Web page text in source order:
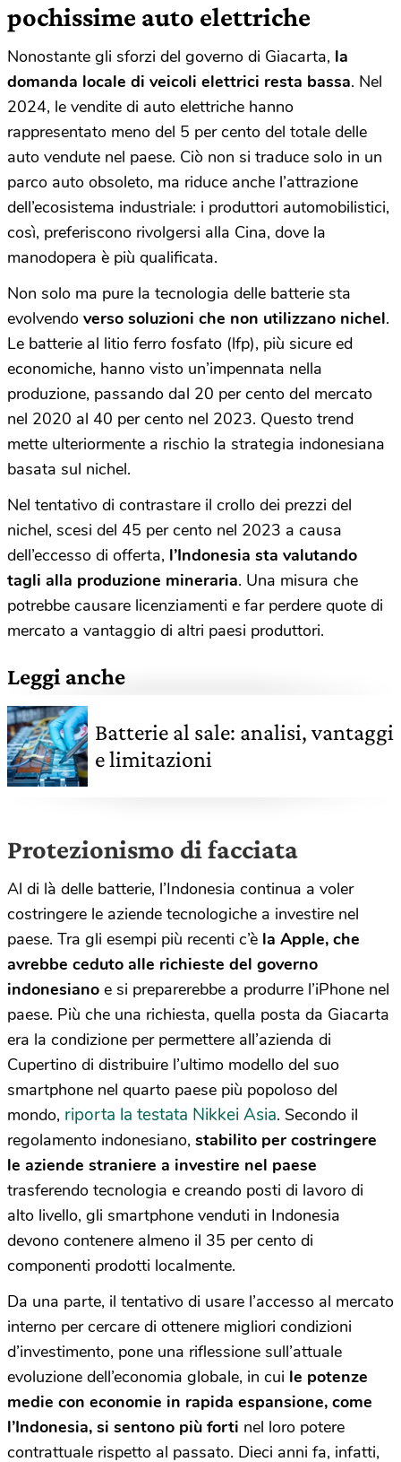
pochissime auto elettriche
Nonostante gli sforzi del governo di Giacarta, la
domanda locale di veicoli elettrici resta bassa. Nel
2024, le vendite di auto elettriche hanno
rappresentato meno del 5 per cento del totale delle
auto vendute nel paese. Ciò non si traduce solo in un
parco auto obsoleto, ma riduce anche l’attrazione
dell’ecosistema industriale: i produttori automobilistici,
così, preferiscono rivolgersi alla Cina, dove la
manodopera è più qualificata.
Non solo ma pure la tecnologia delle batterie sta
evolvendo verso soluzioni che non utilizzano nichel.
Le batterie al litio ferro fosfato (lfp), più sicure ed
economiche, hanno visto un’impennata nella
produzione, passando dal 20 per cento del mercato
nel 2020 al 40 per cento nel 2023. Questo trend
mette ulteriormente a rischio la strategia indonesiana
basata sul nichel.
Nel tentativo di contrastare il crollo dei prezzi del
nichel, scesi del 45 per cento nel 2023 a causa
dell’eccesso di offerta, l’Indonesia sta valutando
tagli alla produzione mineraria. Una misura che
potrebbe causare licenziamenti e far perdere quote di
mercato a vantaggio di altri paesi produttori.
Leggi anche
Batterie al sale: analisi, vantaggi
e limitazioni
Protezionismo di facciata
Al di là delle batterie, l’Indonesia continua a voler
costringere le aziende tecnologiche a investire nel
paese. Tra gli esempi più recenti c’è la Apple, che
avrebbe ceduto alle richieste del governo
indonesiano e si preparerebbe a produrre l’iPhone nel
paese. Più che una richiesta, quella posta da Giacarta
era la condizione per permettere all’azienda di
Cupertino di distribuire l’ultimo modello del suo
smartphone nel quarto paese più popoloso del
mondo, riporta la testata Nikkei Asia. Secondo il
regolamento indonesiano, stabilito per costringere
le aziende straniere a investire nel paese
trasferendo tecnologia e creando posti di lavoro di
alto livello, gli smartphone venduti in Indonesia
devono contenere almeno il 35 per cento di
componenti prodotti localmente.
Da una parte, il tentativo di usare l’accesso al mercato
interno per cercare di ottenere migliori condizioni
d’investimento, pone una riflessione sull’attuale
evoluzione dell’economia globale, in cui le potenze
medie con economie in rapida espansione, come
l’Indonesia, si sentono più forti nel loro potere
contrattuale rispetto al passato. Dieci anni fa, infatti,